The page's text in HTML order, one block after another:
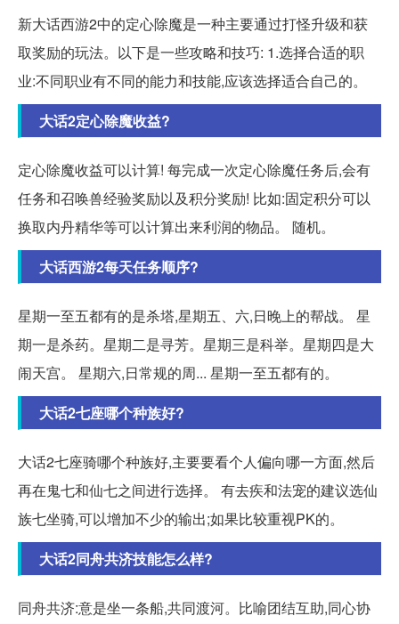
新大话西游2中的定心除魔是一种主要通过打怪升级和获
取奖励的玩法。以下是一些攻略和技巧: 1.选择合适的职
业:不同职业有不同的能力和技能,应该选择适合自己的。
大话2定心除魔收益?
定心除魔收益可以计算! 每完成一次定心除魔任务后,会有
任务和召唤兽经验奖励以及积分奖励! 比如:固定积分可以
换取内丹精华等可以计算出来利润的物品。 随机。
大话西游2每天任务顺序?
星期一至五都有的是杀塔,星期五、六,日晚上的帮战。 星
期一是杀药。星期二是寻芳。星期三是科举。星期四是大
闹天宫。 星期六,日常规的周... 星期一至五都有的。
大话2七座哪个种族好?
大话2七座骑哪个种族好,主要要看个人偏向哪一方面,然后
再在鬼七和仙七之间进行选择。 有去疾和法宠的建议选仙
族七坐骑,可以增加不少的输出;如果比较重视PK的。
大话2同舟共济技能怎么样?
同舟共济:意是坐一条船,共同渡河。比喻团结互助,同心协